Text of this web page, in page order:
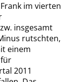
im vierten
insgesamt
rutschten,
einem
2011